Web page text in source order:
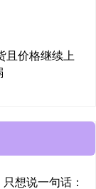
且价格继续上
想说一句话：